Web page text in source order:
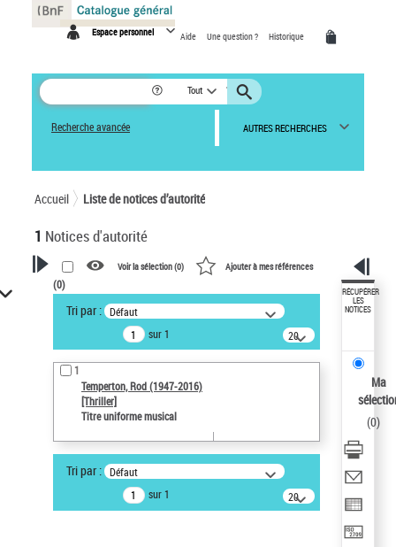
Espace personnel Aide Une question ? Historique
Tout
Recherche avancée AUTRES RECHERCHES
Accueil Liste de notices d’autorité
1 Notices d'autorité
VOTRE RECHERCHE
Recherche avancée dans les
notices d’autorité
Œuvres liées à l'auteur :
Temperton, Rod (1947-2016)
Statut de la notice d’autorité
Notice élémentaire
Type de notice d'autorité
Voir la sélection (0) Ajouter à mes références
(0)
Tri par : Défaut
sur 1
20
résultats/page
1
Temperton, Rod (1947-2016)
[Thriller]
Titre uniforme musical
Tri par : Défaut
sur 1
20
résultats/page
RÉCUPÉRER
LES
NOTICES
Ma
(0)
Panneau de gestion des cookies